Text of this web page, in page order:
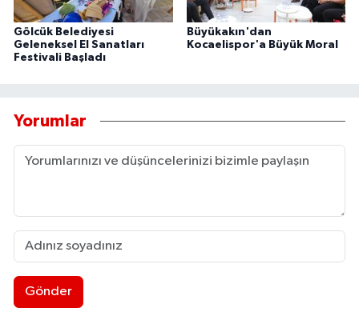
Gölcük Belediyesi
Geleneksel El Sanatları
Festivali Başladı
Büyükakın'dan
Kocaelispor'a Büyük Moral
Yorumlar
Gönder